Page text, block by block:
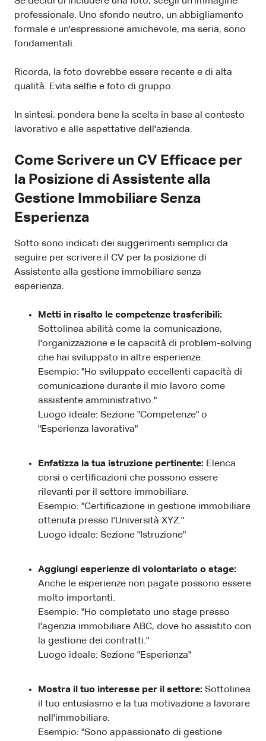
professionale. Uno sfondo neutro, un abbigliamento
formale e un'espressione amichevole, ma seria, sono
fondamentali.
Ricorda, la foto dovrebbe essere recente e di alta
qualità. Evita selfie e foto di gruppo.
In sintesi, pondera bene la scelta in base al contesto
lavorativo e alle aspettative dell'azienda.
Come Scrivere un CV Efficace per
la Posizione di Assistente alla
Gestione Immobiliare Senza
Esperienza
Sotto sono indicati dei suggerimenti semplici da
seguire per scrivere il CV per la posizione di
Assistente alla gestione immobiliare senza
esperienza.
Metti in risalto le competenze trasferibili:
Sottolinea abilità come la comunicazione,
l'organizzazione e le capacità di problem-solving
che hai sviluppato in altre esperienze.
Esempio: "Ho sviluppato eccellenti capacità di
comunicazione durante il mio lavoro come
assistente amministrativo."
Luogo ideale: Sezione "Competenze" o
"Esperienza lavorativa"
Enfatizza la tua istruzione pertinente: Elenca
corsi o certificazioni che possono essere
rilevanti per il settore immobiliare.
Esempio: "Certificazione in gestione immobiliare
ottenuta presso l'Università XYZ."
Luogo ideale: Sezione "Istruzione"
Aggiungi esperienze di volontariato o stage:
Anche le esperienze non pagate possono essere
molto importanti.
Esempio: "Ho completato uno stage presso
l'agenzia immobiliare ABC, dove ho assistito con
la gestione dei contratti."
Luogo ideale: Sezione "Esperienza"
Mostra il tuo interesse per il settore: Sottolinea
il tuo entusiasmo e la tua motivazione a lavorare
nell'immobiliare.
Esempio: "Sono appassionato di gestione